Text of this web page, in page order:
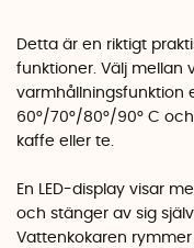
Detta är en riktigt
funktioner. Välj mellan
varmhållningsfunktion
60°/70°/80°/90° C
kaffe eller te.
En LED-display visar
och stänger av sig
Vattenkokaren